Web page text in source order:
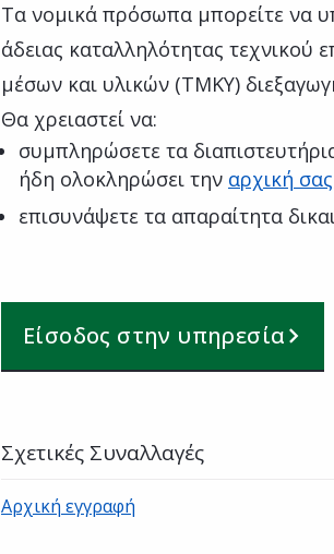
Τα νομικά πρόσωπα μπορείτε να
άδειας καταλληλότητας τεχνικού
μέσων και υλικών (ΤΜΚΥ)
Θα χρειαστεί να:
συμπληρώσετε τα
ήδη ολοκληρώσει την αρχική
επισυνάψετε τα απαραίτητα
Είσοδος στην υπηρεσία
Σχετικές Συναλλαγές
Αρχική εγγραφή